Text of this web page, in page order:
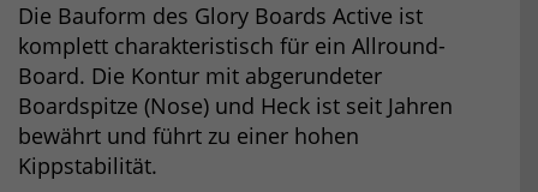
Die Bauform des Glory Boards Active ist
komplett charakteristisch für ein Allround-
Board. Die Kontur mit abgerundeter
Boardspitze (Nose) und Heck ist seit Jahren
bewährt und führt zu einer hohen
Kippstabilität.